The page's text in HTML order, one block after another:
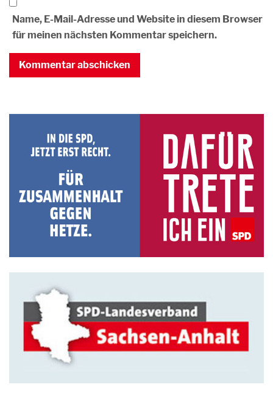
Name, E-Mail-Adresse und Website in diesem Browser
für meinen nächsten Kommentar speichern.